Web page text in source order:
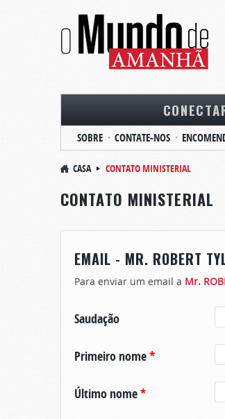
SOBRE CONTATE-NOS
CASA CONTATO MINISTERIAL
CONTATO MINISTERIAL
EMAIL - MR. ROBERT
Para enviar um email a Mr.
Saudação
Primeiro nome*
Último nome*